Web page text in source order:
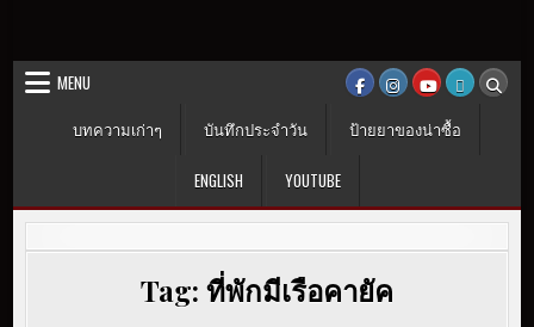
MENU
บทความเก่าๆ
บันทึกประจำวัน ป้ายยาของน่าซื้อ
ENGLISH YOUTUBE
Tag: ที่พักมีเรือคายัค